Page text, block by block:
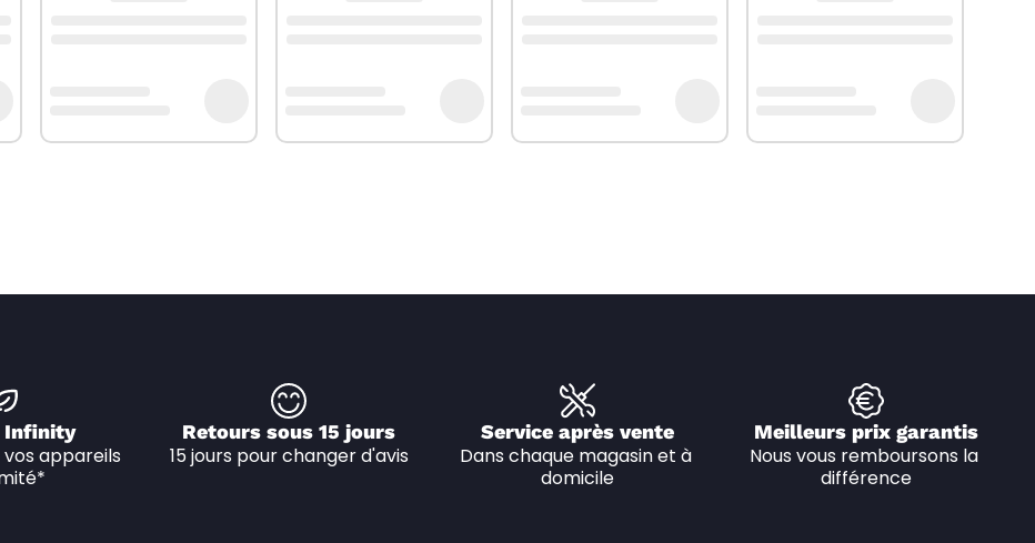
Infinity
appareils
Retours sous 15 jours
15 jours pour changer d'avis
Service après vente
Dans chaque magasin et à
domicile
Meilleurs prix garantis
Nous vous remboursons la
différence